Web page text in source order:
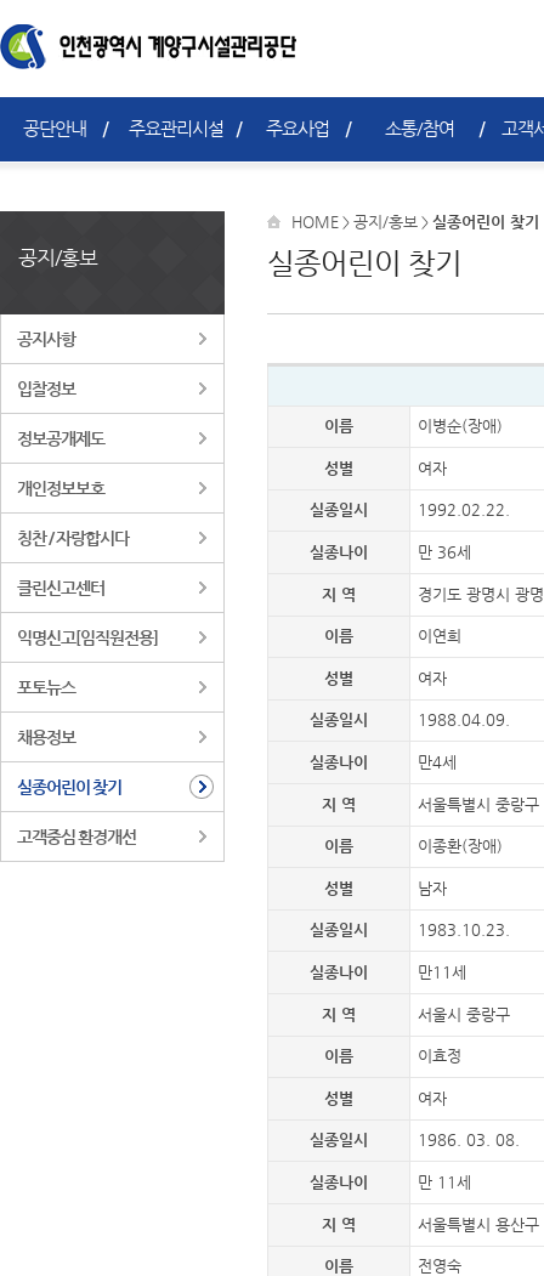
공단안내 주요관리시설 주요사업 소통/참여 고객
공지/홍보
공지사항
입찰정보
정보공개제도
개인정보보호
칭찬 / 자랑합시다
클린신고센터
익명신고[임직원전용]
포토뉴스
채용정보
실종어린이 찾기
고객중심 환경개선
실종어린이 찾기
HOME > 공지/홍보 > 실종어린이 찾기
이름 이병순(장애)
성별 여자
실종일시 1992.02.22.
실종나이 만 36세
지 역 경기도 광명시 광
이름 이연희
성별 여자
실종일시 1988.04.09.
실종나이 만4세
지 역 서울특별시 중랑구
이름 이종환(장애)
성별 남자
실종일시 1983.10.23.
실종나이 만11세
지 역 서울시 중랑구
이름 이효정
성별 여자
실종일시 1986. 03. 08.
실종나이 만 11세
지 역 서울특별시 용산구
이름 전영숙